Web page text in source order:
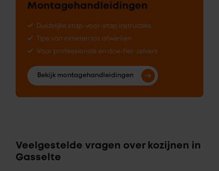
Montagehandleidingen
Duidelijke stap-voor-stap instructies
Tips van inmeten tot afwerken
Voor professionals en doe-het-zelvers
Bekijk montagehandleidingen
Veelgestelde vragen over kozijnen in
Gasselte